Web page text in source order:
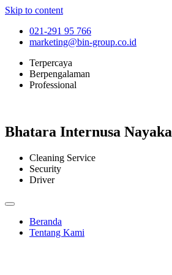
Skip to content
021-291 95 766
marketing@bin-group.co.id
Terpercaya
Berpengalaman
Professional
Bhatara Internusa Nayaka
Cleaning Service
Security
Driver
Beranda
Tentang Kami